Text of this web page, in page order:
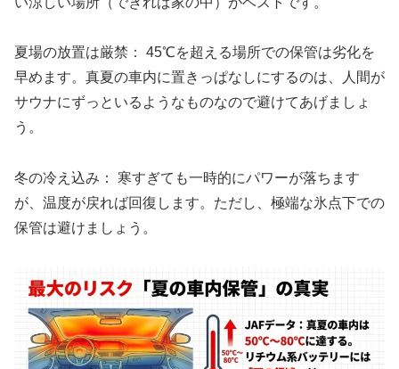
夏場の放置は厳禁： 45℃を超える場所での保管は劣化を
早めます。真夏の車内に置きっぱなしにするのは、人間が
サウナにずっといるようなものなので避けてあげましょ
う。
冬の冷え込み： 寒すぎても一時的にパワーが落ちます
が、温度が戻れば回復します。ただし、極端な氷点下での
保管は避けましょう。